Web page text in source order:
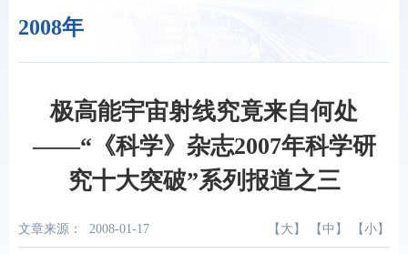
2008年
极高能宇宙射线究竟来自何处
——“《科学》杂志2007年科学研
究十大突破”系列报道之三
文章来源： 2008-01-17 【 大 】 【 中 】 【 小 】